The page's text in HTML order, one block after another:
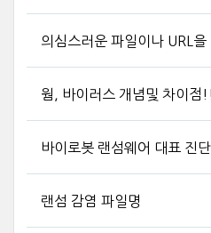
의심스러운 파일이나 URL
웜, 바이러스 개념및 차이점!!
바이로봇 랜섬웨어 대표 진
랜섬 감염 파일명